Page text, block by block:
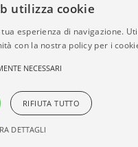
agenzie immobiliari
della
utilizza cookie
esperienza di navigazione.
con la nostra policy per i
NECESSARI
RIFIUTA TUTTO
DETTAGLI